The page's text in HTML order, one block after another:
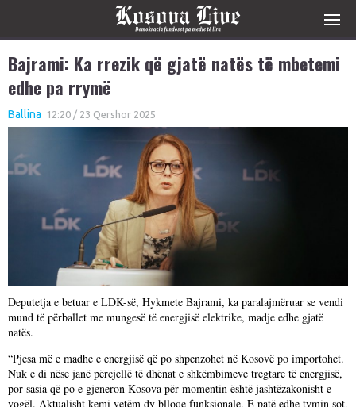
Bajrami: Ka rrezik që gjatë natës të mbetemi
edhe pa rrymë
Ballina 12:20 / 23 Qershor 2025
Deputetja e betuar e LDK-së, Hykmete Bajrami, ka paralajmëruar se vendi
mund të përballet me mungesë të energjisë elektrike, madje edhe gjatë
natës.
“Pjesa më e madhe e energjisë që po shpenzohet në Kosovë po importohet.
Nuk e di nëse janë përcjellë të dhënat e shkëmbimeve tregtare të energjisë,
por sasia që po e gjeneron Kosova për momentin është jashtëzakonisht e
vogël. Aktualisht kemi vetëm dy blloqe funksionale. E patë edhe tymin sot,